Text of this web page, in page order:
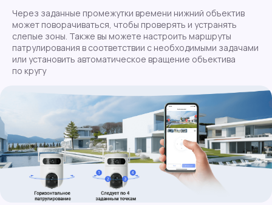
Через заданные промежутки времени нижний объектив
может поворачиваться, чтобы проверять и устранять
слепые зоны. Также вы можете настроить маршруты
патрулирования в соответствии с необходимыми задачами
или установить автоматическое вращение объектива
по кругу